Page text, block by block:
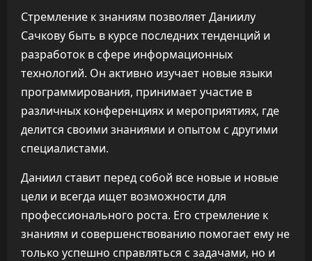
Стремление к знаниям позволяет Даниилу
Сачкову быть в курсе последних тенденций и
разработок в сфере информационных
технологий. Он активно изучает новые языки
программирования, принимает участие в
различных конференциях и мероприятиях, где
делится своими знаниями и опытом с другими
специалистами.
Даниил ставит перед собой все новые и новые
цели и всегда ищет возможности для
профессионального роста. Его стремление к
знаниям и совершенствованию помогает ему не
только успешно справляться с задачами, но и